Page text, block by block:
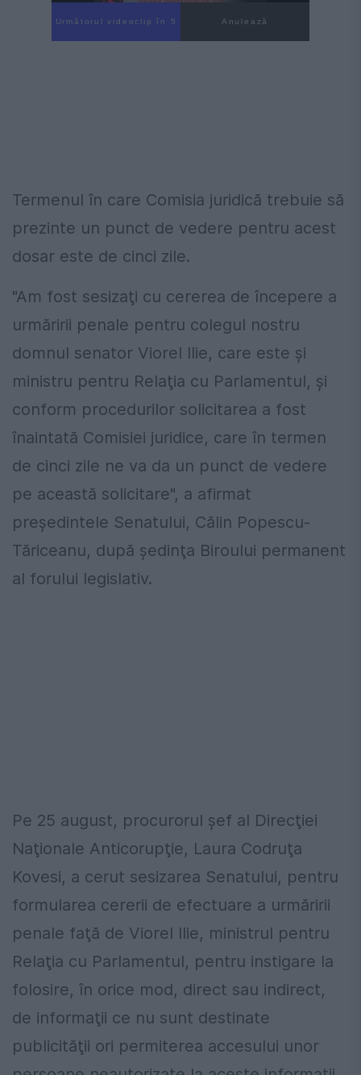
Următorul videoclip în 4 Anulează
Termenul în care Comisia juridică trebuie să
prezinte un punct de vedere pentru acest
dosar este de cinci zile.
"Am fost sesizaţi cu cererea de începere a
urmăririi penale pentru colegul nostru
domnul senator Viorel Ilie, care este şi
ministru pentru Relaţia cu Parlamentul, şi
conform procedurilor solicitarea a fost
înaintată Comisiei juridice, care în termen
de cinci zile ne va da un punct de vedere
pe această solicitare", a afirmat
preşedintele Senatului, Călin Popescu-
Tăriceanu, după şedinţa Biroului permanent
al forului legislativ.
Pe 25 august, procurorul şef al Direcţiei
Naţionale Anticorupţie, Laura Codruţa
Kovesi, a cerut sesizarea Senatului, pentru
formularea cererii de efectuare a urmăririi
penale faţă de Viorel Ilie, ministrul pentru
Relaţia cu Parlamentul, pentru instigare la
folosire, în orice mod, direct sau indirect,
de informaţii ce nu sunt destinate
publicităţii ori permiterea accesului unor